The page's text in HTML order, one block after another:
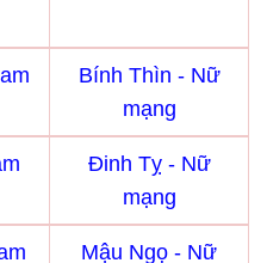
Bính Thìn - Nữ
mạng
Đinh Tỵ - Nữ
mạng
Mậu Ngọ - Nữ